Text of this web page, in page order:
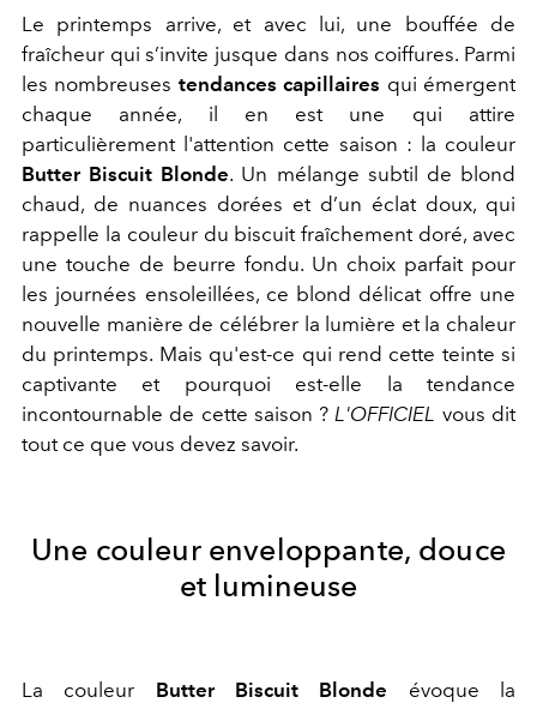
Le printemps arrive, et avec lui, une bouffée de
fraîcheur qui s’invite jusque dans nos coiffures. Parmi
les nombreuses tendances capillaires qui émergent
chaque année, il en est une qui attire
particulièrement l'attention cette saison : la couleur
Butter Biscuit Blonde. Un mélange subtil de blond
chaud, de nuances dorées et d’un éclat doux, qui
rappelle la couleur du biscuit fraîchement doré, avec
une touche de beurre fondu. Un choix parfait pour
les journées ensoleillées, ce blond délicat offre une
nouvelle manière de célébrer la lumière et la chaleur
du printemps. Mais qu'est-ce qui rend cette teinte si
captivante et pourquoi est-elle la tendance
incontournable de cette saison ?L'OFFICIEL vous dit
tout ce que vous devez savoir.
Une couleur enveloppante, douce
et lumineuse
La couleur Butter Biscuit Blonde évoque la